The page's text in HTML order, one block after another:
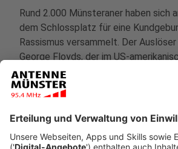
Rund 2.000 Münsteraner haben sich
dem Schlossplatz für eine
Rassismus versammelt. Der
George Floyds, der im US-
durch Polizeigewalt ums Leben kam.
protestieren nicht nur tausende
sondern auch international
mehr Menschen. Die Veranstaltung in